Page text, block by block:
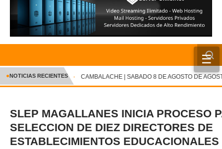
☰
INICIO
CRÓNICA
DEPORTES
ENTRETENIMIENTO Y CULTURA
✕
●NOTICIAS RECIENTES CAMBALACHE | SABADO 8 DE AGOSTO DE
SLEP MAGALLANES INICIA PROCESO
SELECCION DE DIEZ DIRECTORES DE
ESTABLECIMIENTOS EDUCACIONALES